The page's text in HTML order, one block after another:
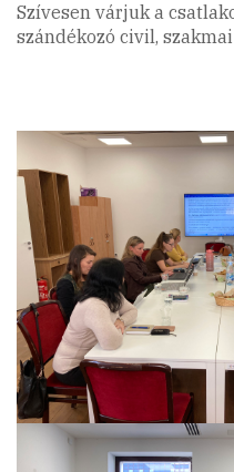
Szívesen várjuk a
szándékozó civil,